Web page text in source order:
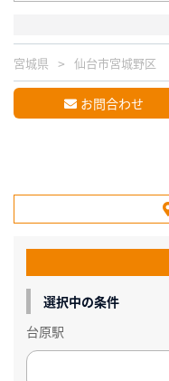
宮城県 仙台市宮城野区
お問合わせ
選択中の条件
台原駅